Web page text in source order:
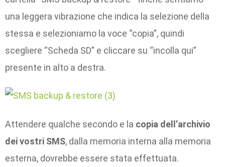
una leggera vibrazione che indica la selezione della
stessa e selezioniamo la voce “copia”, quindi
scegliere “Scheda SD” e cliccare su “incolla qui”
presente in alto a destra.
Attendere qualche secondo e la copia dell’archivio
dei vostri SMS, dalla memoria interna alla memoria
esterna, dovrebbe essere stata effettuata.